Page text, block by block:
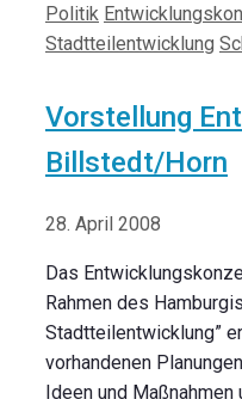
Kategorien
Politik Schlagwörter
Stadtteilentwicklung
Vorstellung
Billstedt/Horn
28. April 2008
Das
Rahmen des
Stadtteilentwicklung”
vorhandenen
Ideen und